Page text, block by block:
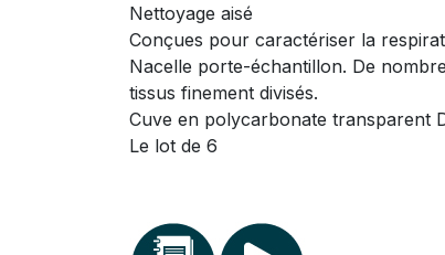
Nettoyage aisé
Conçues pour caractériser la
Nacelle porte-échantillon. De
tissus finement divisés.
Cuve en polycarbonate transparent
Le lot de 6